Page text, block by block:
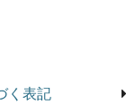
く表記